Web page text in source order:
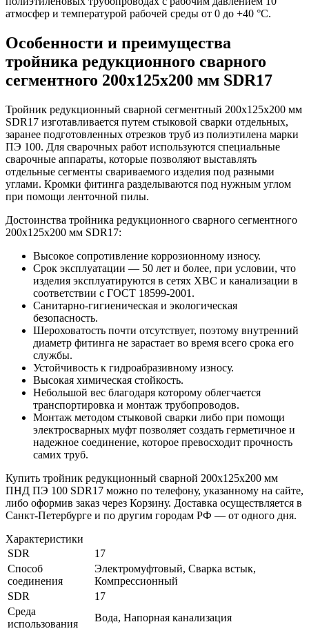
атмосфер и температурой рабочей среды от 0 до +40 °С.
Особенности и преимущества
тройника редукционного сварного
сегментного 200х125х200 мм SDR17
Тройник редукционный сварной сегментный 200х125х200 мм
SDR17 изготавливается путем стыковой сварки отдельных,
заранее подготовленных отрезков труб из полиэтилена марки
ПЭ 100. Для сварочных работ используются специальные
сварочные аппараты, которые позволяют выставлять
отдельные сегменты свариваемого изделия под разными
углами. Кромки фитинга разделываются под нужным углом
при помощи ленточной пилы.
Достоинства тройника редукционного сварного сегментного
200х125х200 мм SDR17:
Высокое сопротивление коррозионному износу.
Срок эксплуатации — 50 лет и более, при условии, что
изделия эксплуатируются в сетях ХВС и канализации в
соответствии с ГОСТ 18599-2001.
Санитарно-гигиеническая и экологическая
безопасность.
Шероховатость почти отсутствует, поэтому внутренний
диаметр фитинга не зарастает во время всего срока его
службы.
Устойчивость к гидроабразивному износу.
Высокая химическая стойкость.
Небольшой вес благодаря которому облегчается
транспортировка и монтаж трубопроводов.
Монтаж методом стыковой сварки либо при помощи
электросварных муфт позволяет создать герметичное и
надежное соединение, которое превосходит прочность
самих труб.
Купить тройник редукционный сварной 200х125х200 мм
ПНД ПЭ 100 SDR17 можно по телефону, указанному на сайте,
либо оформив заказ через Корзину. Доставка осуществляется в
Санкт-Петербурге и по другим городам РФ — от одного дня.
Характеристики
SDR
17
Способ
соединения
Электромуфтовый, Сварка встык,
Компрессионный
SDR
17
Среда
использования
Вода, Напорная канализация